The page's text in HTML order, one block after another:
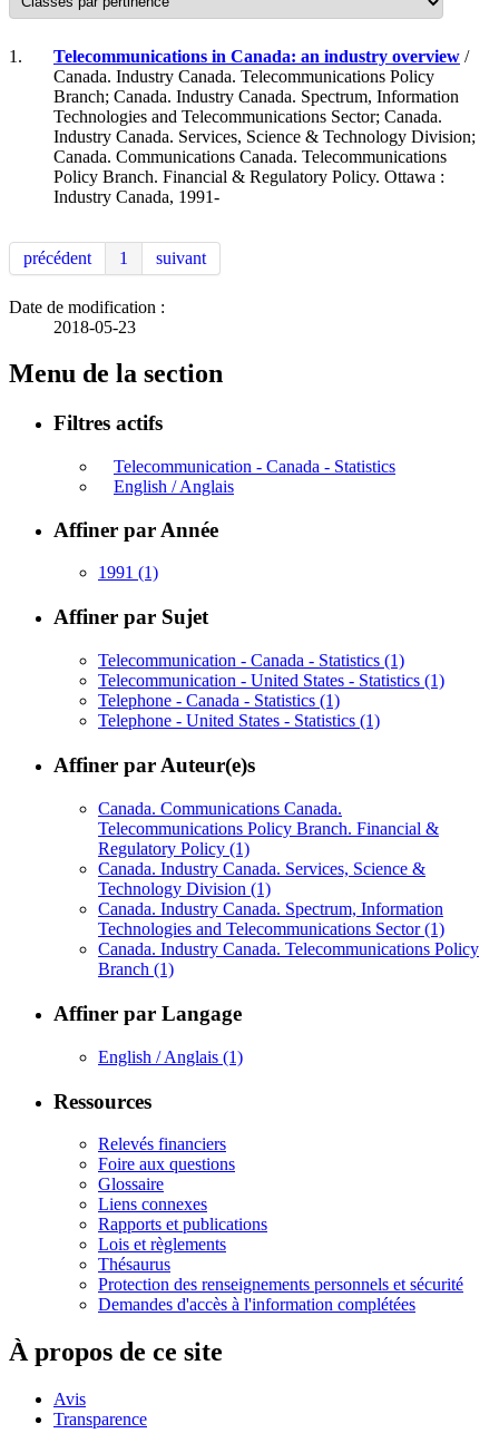
1. Telecommunications in Canada: an industry overview /
Canada. Industry Canada. Telecommunications Policy
Branch; Canada. Industry Canada. Spectrum, Information
Technologies and Telecommunications Sector; Canada.
Industry Canada. Services, Science & Technology Division;
Canada. Communications Canada. Telecommunications
Policy Branch. Financial & Regulatory Policy. Ottawa :
Industry Canada, 1991-
précédent 1 suivant
Date de modification :
2018-05-23
Menu de la section
Filtres actifs
Telecommunication - Canada - Statistics
English / Anglais
Affiner par Année
1991 (1)
Affiner par Sujet
Telecommunication - Canada - Statistics (1)
Telecommunication - United States - Statistics (1)
Telephone - Canada - Statistics (1)
Telephone - United States - Statistics (1)
Affiner par Auteur(e)s
Canada. Communications Canada.
Telecommunications Policy Branch. Financial &
Regulatory Policy (1)
Canada. Industry Canada. Services, Science &
Technology Division (1)
Canada. Industry Canada. Spectrum, Information
Technologies and Telecommunications Sector(1)
Canada. Industry Canada. Telecommunications Policy
Branch (1)
Affiner par Langage
English / Anglais (1)
Ressources
Relevés financiers
Foire aux questions
Glossaire
Liens connexes
Rapports et publications
Lois et règlements
Thésaurus
Protection des renseignements personnels et sécurité
Demandes d'accès à l'information complétées
À propos de ce site
Avis
Transparence